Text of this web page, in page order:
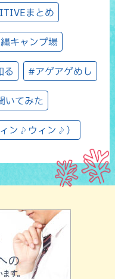
まとめ
キャンプ場
る #アゲアゲめし
いてみた
ン♪ウィン♪）